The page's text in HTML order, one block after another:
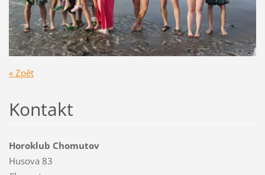
« Zpět
Kontakt
Horoklub Chomutov
Husova 83